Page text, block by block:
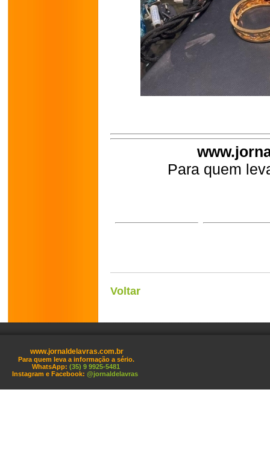
Para quem
Voltar
www.jornaldelavras.com.br
Para quem leva a informação a sério.
WhatsApp: (35) 9 9925-5481
Instagram e Facebook: @jornaldelavras